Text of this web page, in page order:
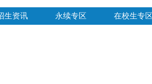
生资讯 永续专区 在校生专区